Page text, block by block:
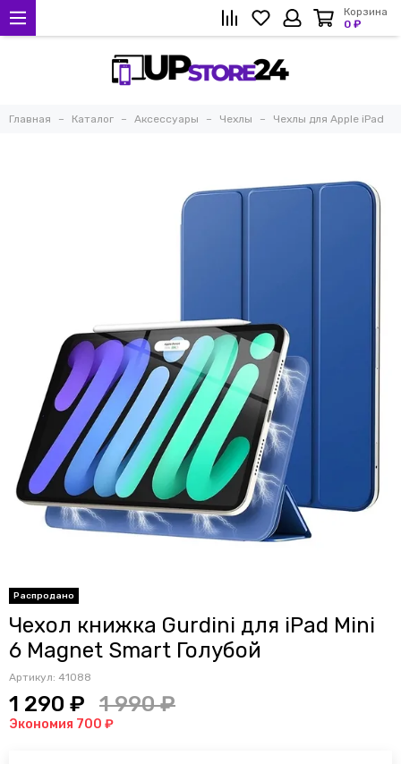
Корзина
0 ₽
Главная Каталог Аксессуары Чехлы Чехлы для Apple iPad
Распродано
Чехол книжка Gurdini для iPad Mini
6 Magnet Smart Голубой
Артикул: 41088
1 290 ₽ 1 990 ₽
Экономия 700 ₽